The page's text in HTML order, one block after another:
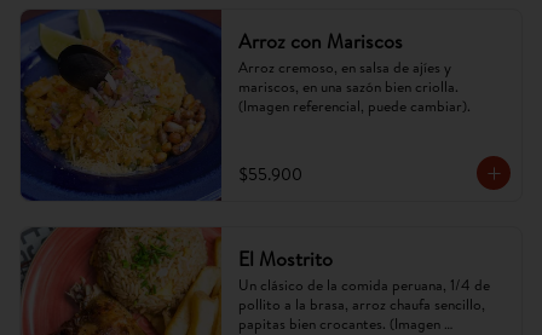
Arroz con Mariscos
Arroz cremoso, en salsa de ajíes y
mariscos, en una sazón bien criolla.
(Imagen referencial, puede cambiar).
$55.900
El Mostrito
Un clásico de la comida peruana, 1/4 de
pollito a la brasa, arroz chaufa sencillo,
papitas bien crocantes. (Imagen